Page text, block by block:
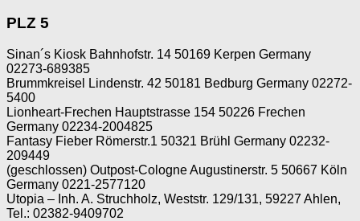
PLZ 5
Sinan´s Kiosk Bahnhofstr. 14 50169 Kerpen Germany
02273-689385
Brummkreisel Lindenstr. 42 50181 Bedburg Germany 02272-
5400
Lionheart-Frechen Hauptstrasse 154 50226 Frechen
Germany 02234-2004825
Fantasy Fieber Römerstr.1 50321 Brühl Germany 02232-
209449
(geschlossen) Outpost-Cologne Augustinerstr. 5 50667 Köln
Germany 0221-2577120
Utopia – Inh. A. Struchholz, Weststr. 129/131, 59227 Ahlen,
Tel.: 02382-9409702